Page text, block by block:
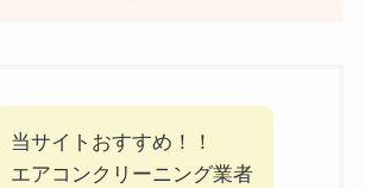
当サイトおすすめ！！
エアコンクリーニング業者